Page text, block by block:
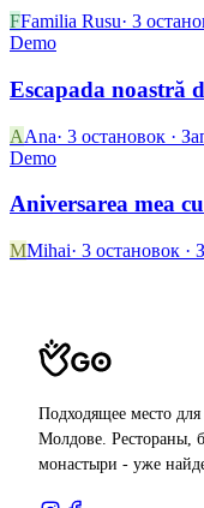
FFamilia Rusu· 3
Demo
Escapada noastră
AAna· 3 остановок ·
Demo
Aniversarea mea
MMihai· 3 остановок ·
Подходящее место
Молдове. Рестораны,
монастыри - уже